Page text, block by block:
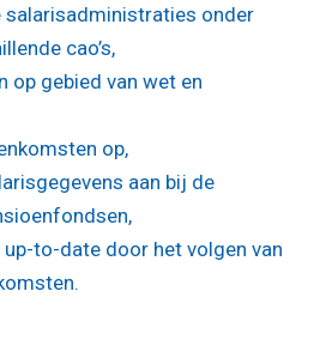
salarisadministraties onder
cao’s,
op gebied van wet en
op,
aan bij de
up-to-date door het volgen van